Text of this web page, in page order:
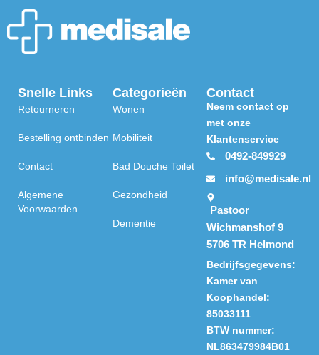
€
4
9
5
Snelle Links
Retourneren
Bestelling ontbinden
Contact
Algemene
Voorwaarden
Categorieën
Wonen
Mobiliteit
Bad Douche Toilet
Gezondheid
Dementie
Contact
Neem contact op
met onze
Klantenservice
0492-849929
info@medisale.nl
Pastoor
Wichmanshof 9
5706 TR Helmond
Bedrijfsgegevens:
Kamer van
Koophandel:
85033111
BTW nummer:
NL863479984B01